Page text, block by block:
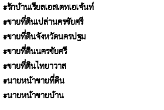
#รักบ้านเรียลเอสเตทเอเจ้นท์
#ขายที่ดินเปล่านครชัยศรี
#ขายที่ดินจังหวัดนครปฐม
#ขายที่ดินนครชัยศรี
#ขายที่ดินไทยาวาส
#นายหน้าขายที่ดิน
#นายหน้าขายบ้าน